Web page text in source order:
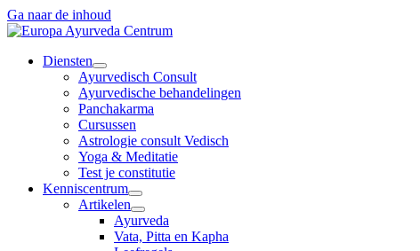
Ga naar de inhoud
Diensten
Ayurvedisch Consult
Ayurvedische behandelingen
Panchakarma
Cursussen
Astrologie consult Vedisch
Yoga & Meditatie
Test je constitutie
Kenniscentrum
Artikelen
Ayurveda
Vata, Pitta en Kapha